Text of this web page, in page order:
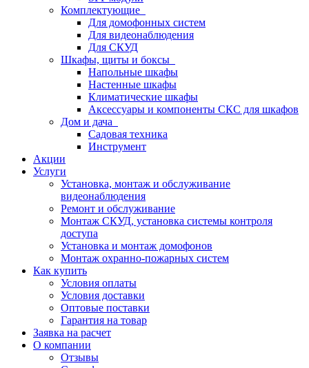
Комплектующие
Для домофонных систем
Для видеонаблюдения
Для СКУД
Шкафы, щиты и боксы
Напольные шкафы
Настенные шкафы
Климатические шкафы
Аксессуары и компоненты СКС для шкафов
Дом и дача
Садовая техника
Инструмент
Акции
Услуги
Установка, монтаж и обслуживание
видеонаблюдения
Ремонт и обслуживание
Монтаж СКУД, установка системы контроля
доступа
Установка и монтаж домофонов
Монтаж охранно-пожарных систем
Как купить
Условия оплаты
Условия доставки
Оптовые поставки
Гарантия на товар
Заявка на расчет
О компании
Отзывы